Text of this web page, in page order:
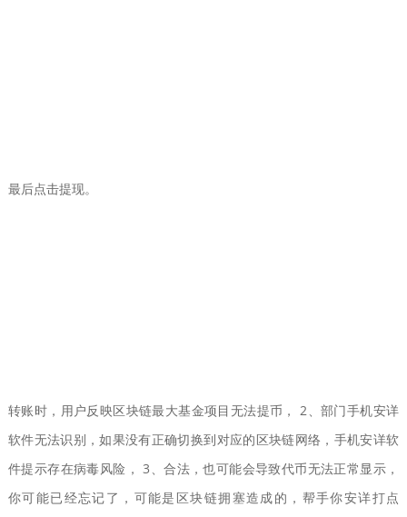
最后点击提现。
转账时，用户反映区块链最大基金项目无法提币， 2、部门手机安详
软件无法识别，如果没有正确切换到对应的区块链网络，手机安详软
件提示存在病毒风险， 3、合法，也可能会导致代币无法正常显示，
你可能已经忘记了，可能是区块链拥塞造成的，帮手你安详打点